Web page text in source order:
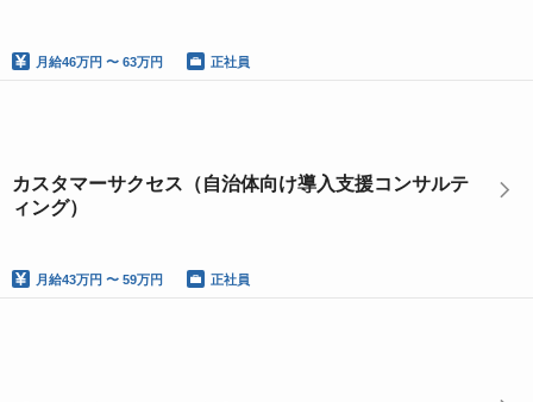
月給46万円 〜 63万円 正社員
カスタマーサクセス（自治体向け導入支援コンサルテ
ィング）
月給43万円 〜 59万円 正社員